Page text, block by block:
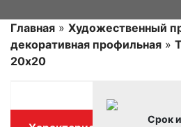
Главная » Художественный
декоративная профильная »
20х20
Срок